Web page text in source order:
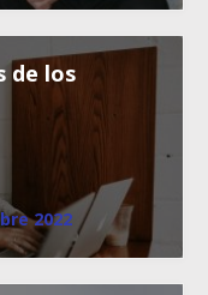
de los
2022